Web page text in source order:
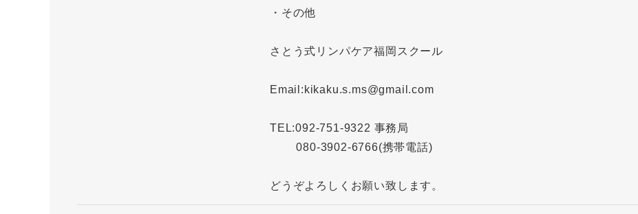
・その他
さとう式リンパケア福岡スクール
Email:kikaku.s.ms@gmail.com
TEL:092-751-9322 事務局
080-3902-6766(携帯電話)
どうぞよろしくお願い致します。